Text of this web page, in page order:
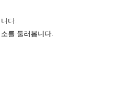
다.
를 둘러봅니다.